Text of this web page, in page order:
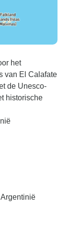
het
van El Calafate
de Unesco-
historische
Argentinië